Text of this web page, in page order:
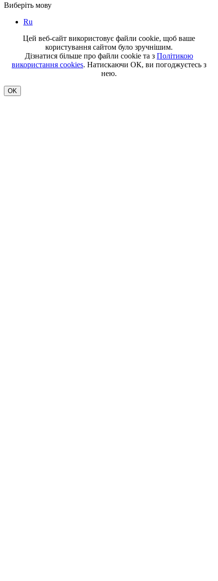
Виберіть мову
Ru
Цей веб-сайт використовує файли cookie, щоб ваше
користування сайтом було зручнішим.
Дізнатися більше про файли cookie та з Політикою
використання cookies. Натискаючи ОК, ви погоджуєтесь з
нею.
OK